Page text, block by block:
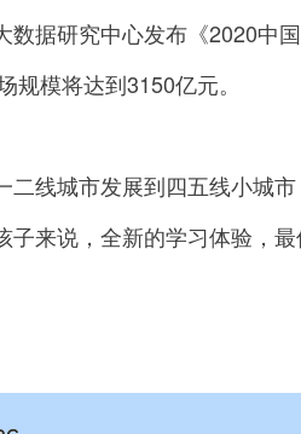
数据研究中心发布《2020中
模将达到3150亿元。
线城市发展到四五线小城市
子来说，全新的学习体验，